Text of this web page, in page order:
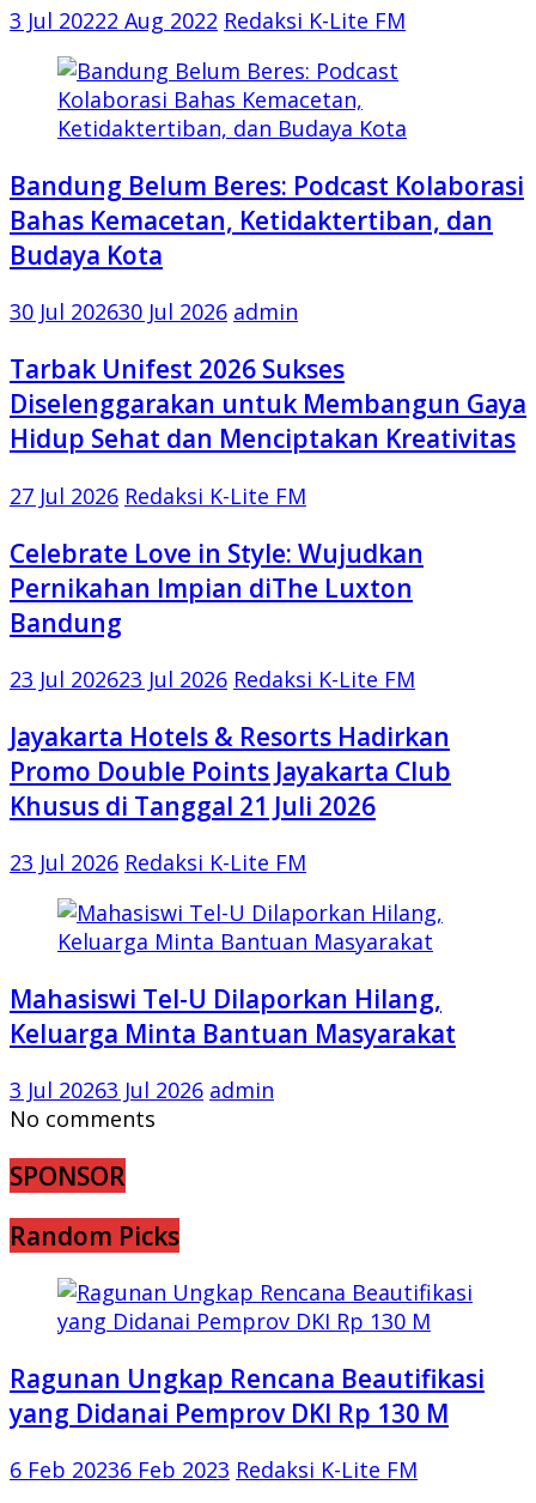
3 Jul 20222 Aug 2022 Redaksi K-Lite FM
Bandung Belum Beres: Podcast Kolaborasi
Bahas Kemacetan, Ketidaktertiban, dan
Budaya Kota
30 Jul 202630 Jul 2026 admin
Tarbak Unifest 2026 Sukses
Diselenggarakan untuk Membangun Gaya
Hidup Sehat dan Menciptakan Kreativitas
27 Jul 2026 Redaksi K-Lite FM
Celebrate Love in Style: Wujudkan
Pernikahan Impian diThe Luxton
Bandung
23 Jul 202623 Jul 2026 Redaksi K-Lite FM
Jayakarta Hotels & Resorts Hadirkan
Promo Double Points Jayakarta Club
Khusus di Tanggal 21 Juli 2026
23 Jul 2026 Redaksi K-Lite FM
Mahasiswi Tel-U Dilaporkan Hilang,
Keluarga Minta Bantuan Masyarakat
3 Jul 20263 Jul 2026 admin
No comments
SPONSOR
Random Picks
Ragunan Ungkap Rencana Beautifikasi
yang Didanai Pemprov DKI Rp 130 M
6 Feb 20236 Feb 2023 Redaksi K-Lite FM